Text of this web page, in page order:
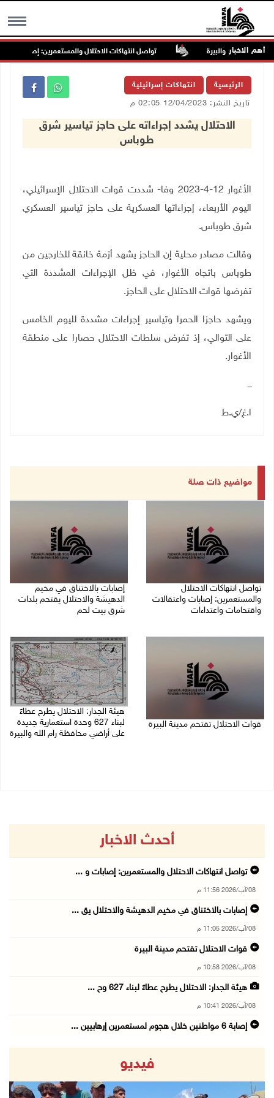
MENU أهم الاخبار تواصل انتهاكات الاحتلال والمستعمرين: إصابات
الرئيسية انتهاكات إسرائيلية
تاريخ النشر: 12/04/2023 02:05 م
الاحتلال يشدد إجراءاته على حاجز تياسير شرق
طوباس
الأغوار 12-4-2023 وفا- شددت قوات الاحتلال الإسرائيلي،
اليوم الأربعاء، إجراءاتها العسكرية على حاجز تياسير العسكري
شرق طوباس.
وقالت مصادر محلية إن الحاجز يشهد أزمة خانقة للخارجين من
طوباس باتجاه الأغوار، في ظل الإجراءات المشددة التي
تفرضها قوات الاحتلال على الحاجز.
ويشهد حاجزا الحمرا وتياسير إجراءات مشددة لليوم الخامس
على التوالي، إذ تفرض سلطات الاحتلال حصارا على منطقة
الأغوار.
ـــ
ا.غ/ي.ط
مواضيع ذات صلة
تواصل انتهاكات الاحتلال
والمستعمرين: إصابات واعتقالات
واقتحامات واعتداءات
إصابات بالاختناق في مخيم
الدهيشة والاحتلال يقتحم بلدات
شرق بيت لحم
قوات الاحتلال تقتحم مدينة البيرة
هيئة الجدار: الاحتلال يطرح عطاءً
لبناء 627 وحدة استعمارية جديدة
على أراضي محافظة رام الله والبيرة
أحدث الاخبار
تواصل انتهاكات الاحتلال والمستعمرين: إصابات و ...
08/آب/2026 11:56 م
إصابات بالاختناق في مخيم الدهيشة والاحتلال يق ...
08/آب/2026 11:05 م
قوات الاحتلال تقتحم مدينة البيرة
08/آب/2026 10:58 م
هيئة الجدار: الاحتلال يطرح عطاءً لبناء 627 وح ...
08/آب/2026 10:41 م
إصابة 6 مواطنين خلال هجوم لمستعمرين إرهابيين ...
الاحتلال يحتجز مواطنين من طمون ومخيم الفارعة
08/آب/2026 09:33 م
فيديو